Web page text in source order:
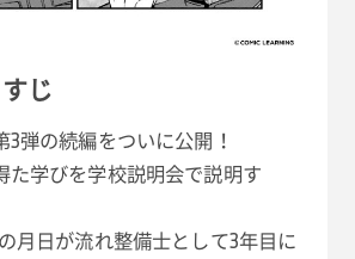
じ
3弾の続編をついに公開！
た学びを学校説明会で説明す
月日が流れ整備士として3年目に